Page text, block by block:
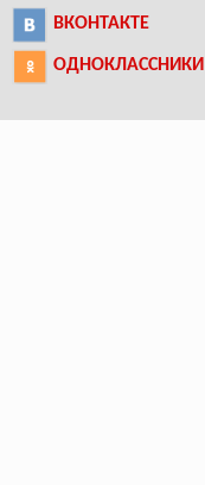
ВКОНТАКТЕ
ОДНОКЛАССНИКИ